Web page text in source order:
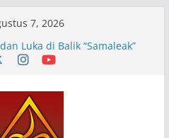
7, 2026
Patria Seni Rupa
“Bergerak” Menjadi Mantra
Luka di Balik “Samaleak”
dan Budaya: Catatan
Bambang Haryo Soekartono
RI ke Taman Budaya Jawa